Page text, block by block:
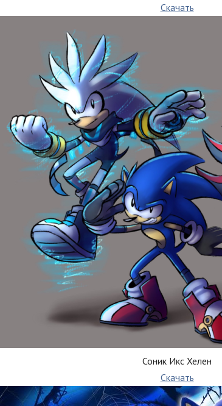
Скачать
Соник Икс Хелен
Скачать